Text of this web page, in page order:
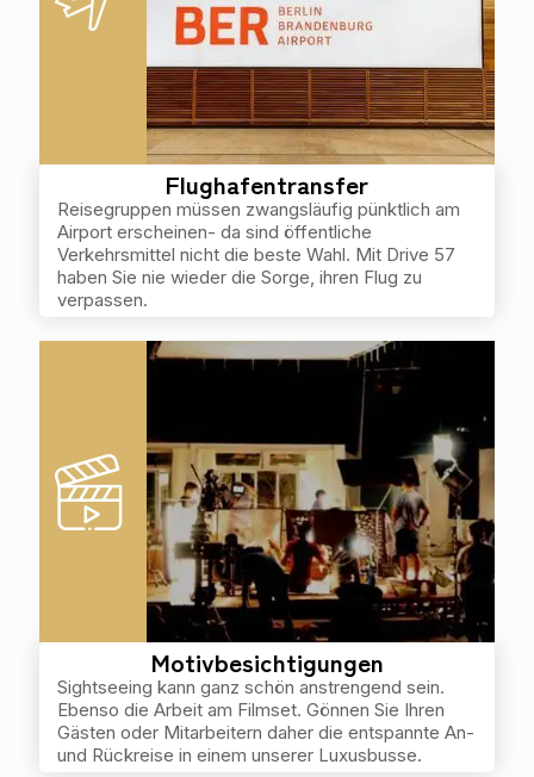
Flughafentransfer
Reisegruppen müssen zwangsläufig pünktlich am
Airport erscheinen- da sind öffentliche
Verkehrsmittel nicht die beste Wahl. Mit Drive 57
haben Sie nie wieder die Sorge, ihren Flug zu
verpassen.
Motivbesichtigungen
Sightseeing kann ganz schön anstrengend sein.
Ebenso die Arbeit am Filmset. Gönnen Sie Ihren
Gästen oder Mitarbeitern daher die entspannte An-
und Rückreise in einem unserer Luxusbusse.